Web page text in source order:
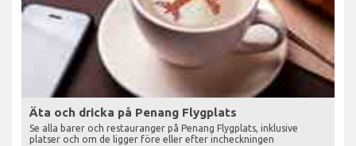
Äta och dricka på Penang Flygplats
Se alla barer och restauranger på Penang Flygplats, inklusive
platser och om de ligger före eller efter incheckningen